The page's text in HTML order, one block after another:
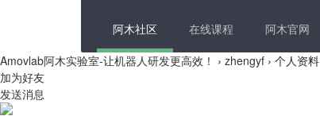
阿木社区 在线课程
阿木官网
Amovlab阿木实验室-让机器人研发更高效！ › zhengyf › 个人资料
加为好友
发送消息